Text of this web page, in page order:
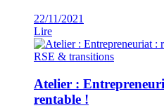
22/11/2021
Lire
RSE & transitions
Atelier :
rentable !